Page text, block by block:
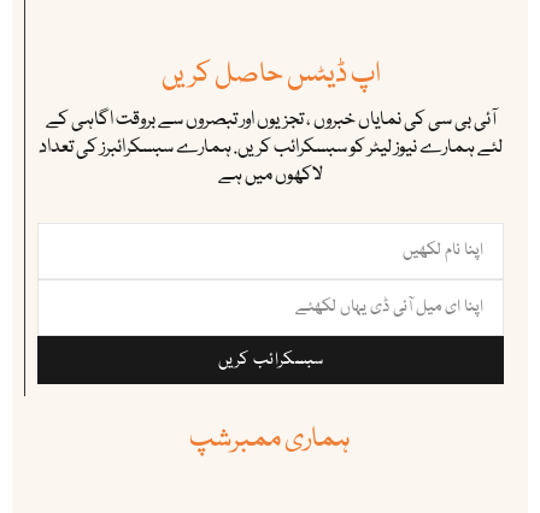
اپ ڈیٹس حاصل کریں
آئی بی سی کی نمایاں خبروں ، تجزیوں اور تبصروں سے بروقت اگاہی کے
لئے ہمارے نیوز لیٹر کو سبسکرائب کریں. ہمارے سبسکرائبرز کی تعداد
لاکھوں میں ہے
سبسکرائب کریں
ہماری ممبرشپ